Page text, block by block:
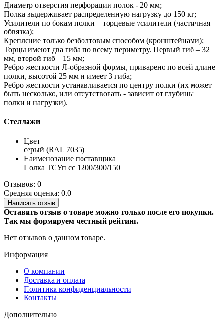
Диаметр отверстия перфорации полок - 20 мм;
Полка выдерживает распределенную нагрузку до 150 кг;
Усилители по бокам полки – торцевые усилители (частичная
обвязка);
Крепление только безболтовым способом (кронштейнами);
Торцы имеют два гиба по всему периметру. Первый гиб – 32
мм, второй гиб – 15 мм;
Ребро жесткости Л-образной формы, приварено по всей длине
полки, высотой 25 мм и имеет 3 гиба;
Ребро жесткости устанавливается по центру полки (их может
быть несколько, или отсутствовать - зависит от глубины
полки и нагрузки).
Стеллажи
Цвет
серый (RAL 7035)
Наименование поставщика
Полка ТСУп сс 1200/300/150
Отзывов: 0
Средняя оценка: 0.0
Написать отзыв
Оставить отзыв о товаре можно только после его покупки.
Так мы формируем честный рейтинг.
Нет отзывов о данном товаре.
Информация
О компании
Доставка и оплата
Политика конфиденциальности
Контакты
Дополнительно